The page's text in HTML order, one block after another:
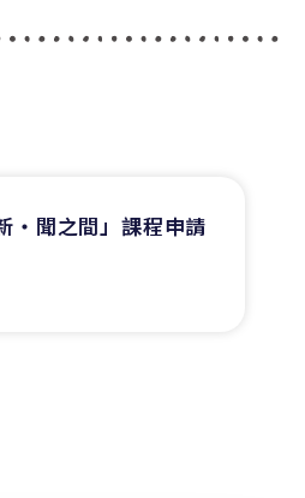
‧聞之間」課程申請